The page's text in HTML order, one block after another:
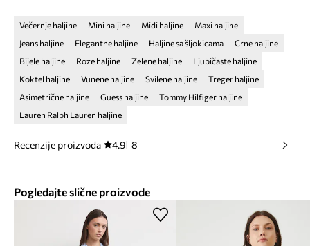
Večernje haljine Mini haljine Midi haljine
Maxi haljine
Jeans haljine
Elegantne haljine Haljine sa šljokicama
Crne haljine
Bijele haljine
Roze haljine Zelene haljine
Ljubičaste haljine
Koktel haljine
Vunene haljine Svilene haljine
Treger haljine
Asimetrične haljine
Guess haljine
Tommy Hilfiger haljine
Lauren Ralph Lauren haljine
Recenzije proizvoda 4.9 8
Pogledajte slične proizvode